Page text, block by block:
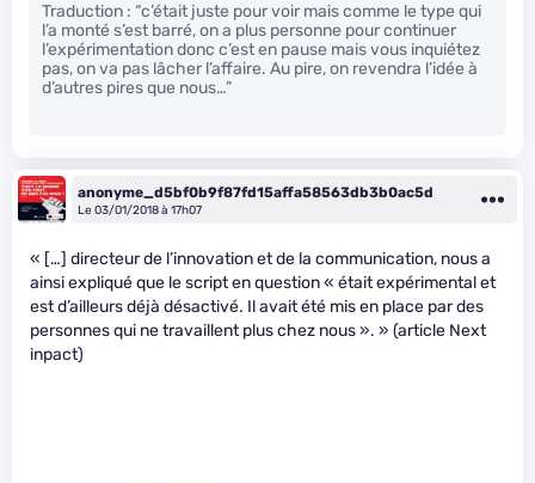
Traduction : “c’était juste pour voir mais comme le type qui
l’a monté s’est barré, on a plus personne pour continuer
l’expérimentation donc c’est en pause mais vous inquiétez
pas, on va pas lâcher l’affaire. Au pire, on revendra l’idée à
d’autres pires que nous…”
anonyme_d5bf0b9f87fd15affa58563db3b0ac5d
Le 03/01/2018 à 17h07
« […] directeur de l’innovation et de la communication, nous a
ainsi expliqué que le script en question « était expérimental et
est d’ailleurs déjà désactivé. Il avait été mis en place par des
personnes qui ne travaillent plus chez nous ». » (article Next
inpact)